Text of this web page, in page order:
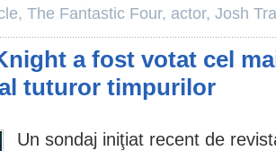
, The Fantastic Four, actor, Josh
a fost votat cel
tuturor timpurilor
Un sondaj iniţiat recent de